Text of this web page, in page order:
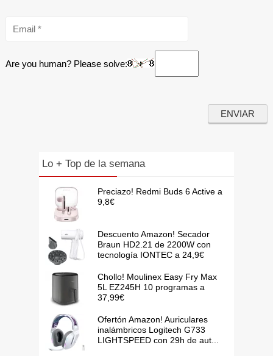
Are you human? Please solve:
Lo + Top de la semana
Preciazo! Redmi Buds 6 Active a
9,8€
Descuento Amazon! Secador
Braun HD2.21 de 2200W con
tecnología IONTEC a 24,9€
Chollo! Moulinex Easy Fry Max
5L EZ245H 10 programas a
37,99€
Ofertón Amazon! Auriculares
inalámbricos Logitech G733
LIGHTSPEED con 29h de aut...